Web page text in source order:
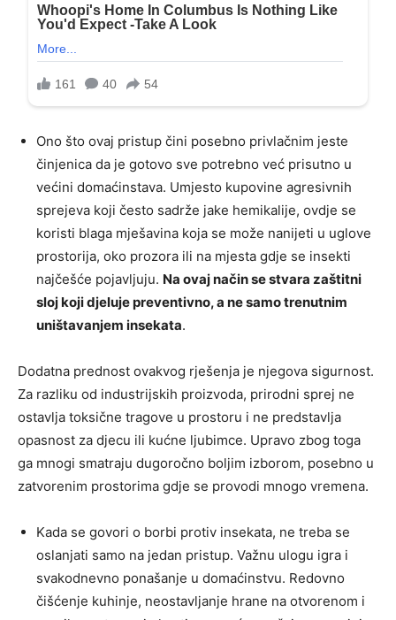
Ono što ovaj pristup čini posebno privlačnim jeste
činjenica da je gotovo sve potrebno već prisutno u
većini domaćinstava. Umjesto kupovine agresivnih
sprejeva koji često sadrže jake hemikalije, ovdje se
koristi blaga mješavina koja se može nanijeti u uglove
prostorija, oko prozora ili na mjesta gdje se insekti
najčešće pojavljuju. Na ovaj način se stvara zaštitni
sloj koji djeluje preventivno, a ne samo trenutnim
uništavanjem insekata.
Dodatna prednost ovakvog rješenja je njegova sigurnost.
Za razliku od industrijskih proizvoda, prirodni sprej ne
ostavlja toksične tragove u prostoru i ne predstavlja
opasnost za djecu ili kućne ljubimce. Upravo zbog toga
ga mnogi smatraju dugoročno boljim izborom, posebno u
zatvorenim prostorima gdje se provodi mnogo vremena.
Kada se govori o borbi protiv insekata, ne treba se
oslanjati samo na jedan pristup. Važnu ulogu igra i
svakodnevno ponašanje u domaćinstvu. Redovno
čišćenje kuhinje, neostavljanje hrane na otvorenom i